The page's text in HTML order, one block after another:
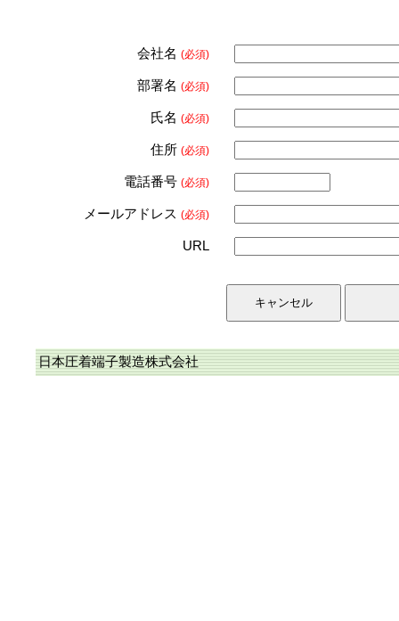
会社名 (必須)
部署名 (必須)
氏名 (必須)
住所 (必須)
電話番号 (必須)
メールアドレス (必須)
URL
日本圧着端子製造株式会社